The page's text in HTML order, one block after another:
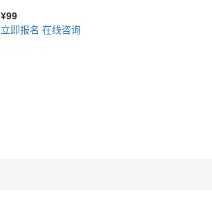
¥99
立即报名 在线咨询